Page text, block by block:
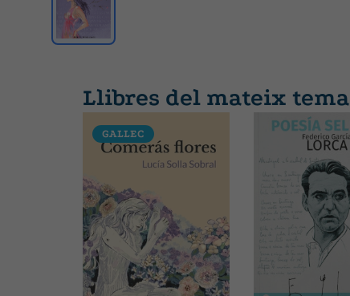
Llibres del mateix tema
GALLEC